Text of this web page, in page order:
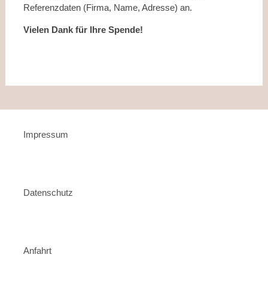
Referenzdaten (Firma, Name, Adresse) an.
Vielen Dank für Ihre Spende!
Impressum
Datenschutz
Anfahrt